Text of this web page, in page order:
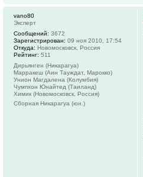
vano80
Эксперт
Сообщений: 3672
Зарегистрирован: 09 ноя 2010, 17:54
Откуда: Новомосковск, Россия
Рейтинг: 511
Дирьянген (Никарагуа)
Марракеш (Аин Тауждат, Марокко)
Унион Магдалена (Колумбия)
Чумпхон Юнайтед (Таиланд)
Химик (Новомосковск, Россия)
Сборная Никарагуа (юн.)